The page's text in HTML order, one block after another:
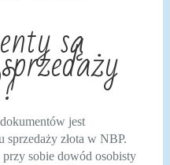
są
jest
sprzedaży złota w NBP.
sobie dowód osobisty